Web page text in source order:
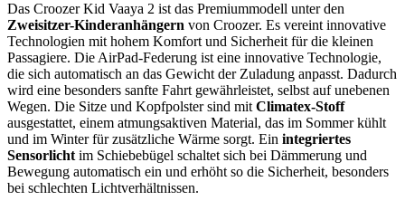
Das Croozer Kid Vaaya 2 ist das Premiummodell unter den
Zweisitzer-Kinderanhängern von Croozer. Es vereint innovative
Technologien mit hohem Komfort und Sicherheit für die kleinen
Passagiere. Die AirPad-Federung ist eine innovative Technologie,
die sich automatisch an das Gewicht der Zuladung anpasst. Dadurch
wird eine besonders sanfte Fahrt gewährleistet, selbst auf unebenen
Wegen. Die Sitze und Kopfpolster sind mit Climatex-Stoff
ausgestattet, einem atmungsaktiven Material, das im Sommer kühlt
und im Winter für zusätzliche Wärme sorgt. Ein integriertes
Sensorlicht im Schiebebügel schaltet sich bei Dämmerung und
Bewegung automatisch ein und erhöht so die Sicherheit, besonders
bei schlechten Lichtverhältnissen.